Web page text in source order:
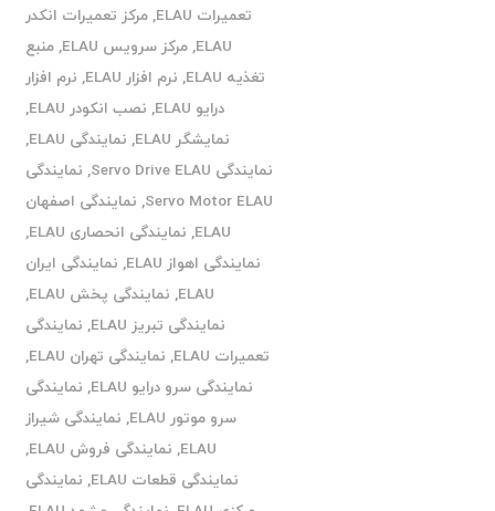
تعمیرات ELAU
,مرکز تعمیرات انکدر
ELAU
,مرکز سرویس ELAU ,منبع
تغذیه ELAU
, نرم افزار ELAU , نرم افزار
درایو ELAU
, نصب انکودر ELAU
,
نمایشگر ELAU
, نمایندگی ELAU
,
نمایندگی Servo Drive ELAU
, نمایندگی
Servo Motor ELAU
, نمایندگی اصفهان
ELAU
, نمایندگی انحصاری ELAU
,
نمایندگی اهواز ELAU
, نمایندگی ایران
ELAU
, نمایندگی پخش ELAU
,
نمایندگی تبریز ELAU
, نمایندگی
تعمیرات ELAU
, نمایندگی تهران ELAU
,
نمایندگی سرو درایو ELAU
, نمایندگی
سرو موتور ELAU
, نمایندگی شیراز
ELAU
, نمایندگی فروش ELAU
,
نمایندگی قطعات ELAU
, نمایندگی